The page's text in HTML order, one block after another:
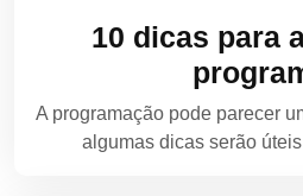
10 dicas para
A programação pode parecer
algumas dicas serão